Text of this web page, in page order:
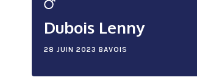
Dubois Lenny
28 JUIN 2023 BAVOIS